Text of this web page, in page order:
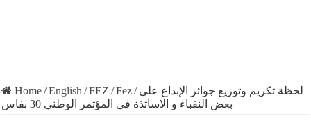
Home/English /FEZ /Fez/ لحظة تكريم وتوزيع جوائز الإبداع على
بعض النقباء و الاساتذة في المؤتمر الوطني 30 بفاس